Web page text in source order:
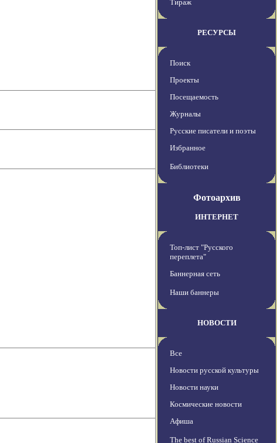
Тираж
РЕСУРСЫ
Поиск
Проекты
Посещаемость
Журналы
Русские писатели и поэты
Избранное
Библиотеки
Фотоархив
ИНТЕРНЕТ
Топ-лист "Русского
переплета"
Баннерная сеть
Наши баннеры
НОВОСТИ
Все
Новости русской культуры
Новости науки
Космические новости
Афиша
The best of Russian Science